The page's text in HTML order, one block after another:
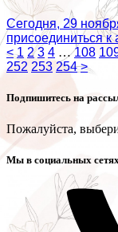
Сегодня, 29
присоединиться
< 1 2 3 4 … 108
252 253 254 >
Подпишитесь на
Пожалуйста,
Мы в социальных